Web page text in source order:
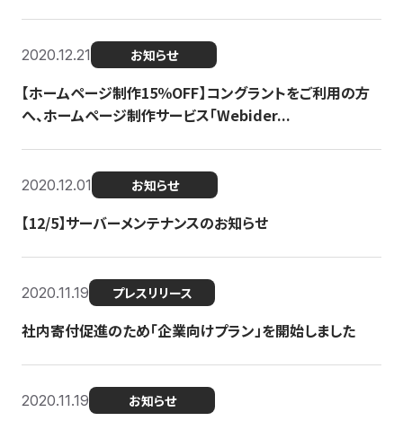
2020.12.21 お知らせ
【ホームページ制作15％OFF】コングラントをご利用の方
へ、ホームページ制作サービス「Webider...
2020.12.01 お知らせ
【12/5】サーバーメンテナンスのお知らせ
2020.11.19 プレスリリース
社内寄付促進のため「企業向けプラン」を開始しました
2020.11.19 お知らせ